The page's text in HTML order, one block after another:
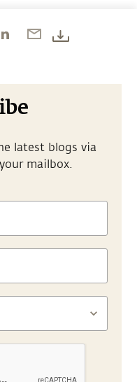
latest blogs via
mailbox.